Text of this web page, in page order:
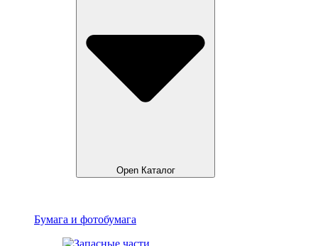
Open Каталог
Бумага и фотобумага